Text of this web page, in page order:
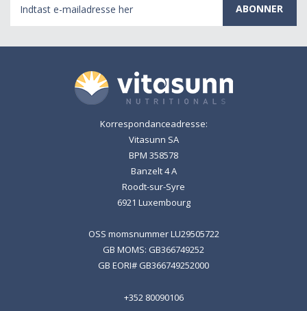
mail-
adresse
Korrespondanceadresse:
Vitasunn SA
BPM 358578
Banzelt 4 A
Roodt-sur-Syre
6921 Luxembourg
OSS momsnummer LU29505722
GB MOMS: GB366749252
GB EORI# GB366749252000
+352 80090106